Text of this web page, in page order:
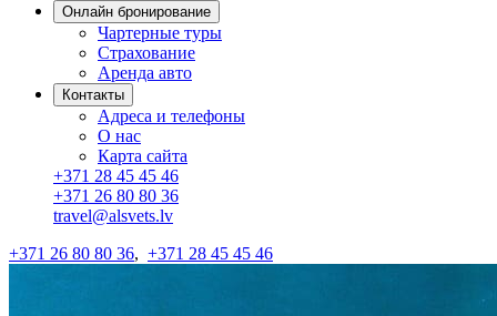
Онлайн бронирование
Чартерные туры
Страхование
Аренда авто
Контакты
Адреса и телефоны
О нас
Карта сайта
+371 28 45 45 46
+371 26 80 80 36
travel@alsvets.lv
+371 26 80 80 36, +371 28 45 45 46